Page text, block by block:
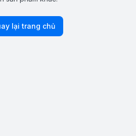
lại trang chủ